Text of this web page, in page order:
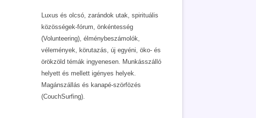
Luxus és olcsó, zarándok utak, spirituális
közösségek-fórum, önkéntesség
(Volunteering), élménybeszámolók,
vélemények, körutazás, új egyéni, öko- és
örökzöld témák ingyenesen. Munkásszálló
helyett és mellett igényes helyek.
Magánszállás és kanapé-szörfözés
(CouchSurfing).